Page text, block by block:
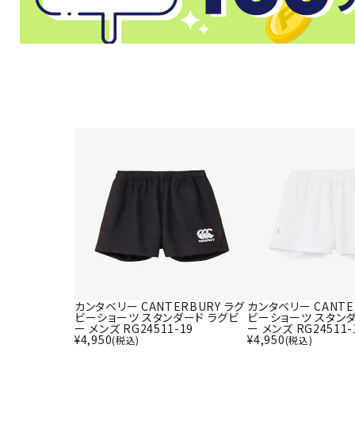
カンタベリー CANTERBURY ラグ
ビーショーツ スタンダード ラグビ
ー メンズ RG24511-19
¥4,950(税込)
カンタベリー
ビーショーツ スタン
ー メンズ
¥4,950(税込)